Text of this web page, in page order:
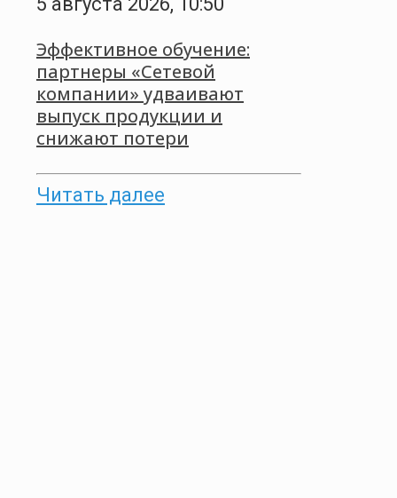
Эффективное обучение:
партнеры «Сетевой
компании» удваивают
выпуск продукции и
снижают потери
Читать далее